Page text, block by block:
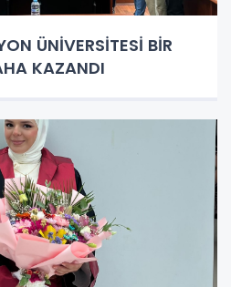
ÜNİVERSİTESİ BİR
KAZANDI